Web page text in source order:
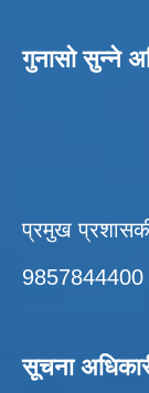
गुनासो सुन्ने
प्रमुख
9857844400
सूचना